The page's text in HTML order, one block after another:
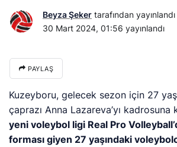
Beyza Şeker tarafından yayınlandı
30 Mart 2024, 01:56 yayınlandı
PAYLAŞ
Kuzeyboru, gelecek sezon için 27
çaprazı Anna Lazareva’yı kadrosuna
yeni voleybol ligi Real Pro
forması giyen 27 yaşındaki